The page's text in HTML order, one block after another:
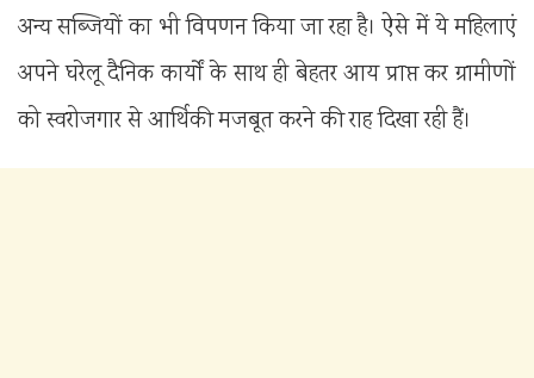
अन्य सब्जियों का भी विपणन किया जा रहा है। ऐसे में ये महिलाएं
अपने घरेलू दैनिक कार्यों के साथ ही बेहतर आय प्राप्त कर ग्रामीणों
को स्वरोजगार से आर्थिकी मजबूत करने की राह दिखा रही हैं।